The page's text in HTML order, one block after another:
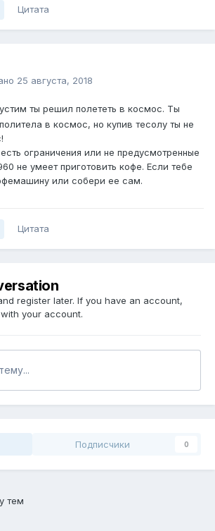
Цитата
25 августа, 2018
ты решил полететь в космос. Ты
в космос, но купив тесолу ты не
ограничения или не предусмотренные
не умеет приготовить кофе. Если тебе
или собери ее сам.
Цитата
register later. If you have an account,
your account.
Подписчики 0
тем